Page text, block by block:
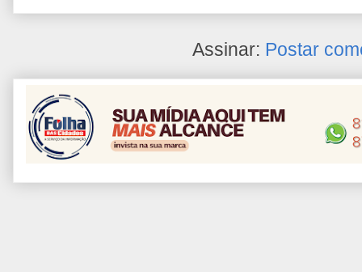
Assinar: Postar